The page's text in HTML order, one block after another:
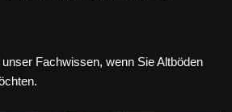
Fachwissen, wenn Sie Altböden